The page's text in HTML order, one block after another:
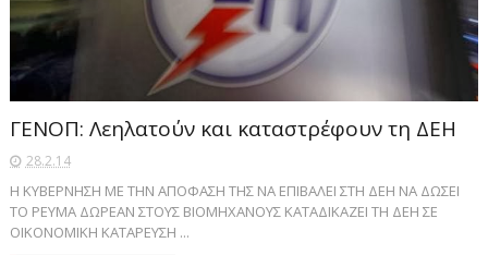
ΓΕΝΟΠ: Λεηλατούν και καταστρέφουν τη ΔΕΗ
28.2.14
Η ΚΥΒΕΡΝΗΣΗ ΜΕ ΤΗΝ ΑΠΟΦΑΣΗ ΤΗΣ ΝΑ ΕΠΙΒΑΛΕΙ ΣΤΗ ΔΕΗ ΝΑ ΔΩΣΕΙ
ΤΟ ΡΕΥΜΑ ΔΩΡΕΑΝ ΣΤΟΥΣ ΒΙΟΜΗΧΑΝΟΥΣ ΚΑΤΑΔΙΚΑΖΕΙ ΤΗ ΔΕΗ ΣΕ
ΟΙΚΟΝΟΜΙΚΗ ΚΑΤΑΡΕΥΣΗ ...